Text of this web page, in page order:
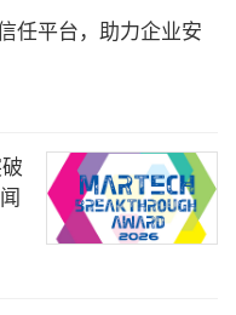
智能的交汇点，人
。这何尝不是在推动
任平台，助力企业安